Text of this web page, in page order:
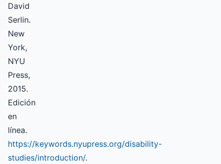
David
Serlin.
New
York,
NYU
Press,
2015.
Edición
en
línea.
https://keywords.nyupress.org/disability-
studies/introduction/.